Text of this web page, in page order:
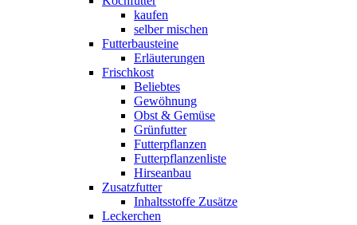
kaufen
selber mischen
Futterbausteine
Erläuterungen
Frischkost
Beliebtes
Gewöhnung
Obst & Gemüse
Grünfutter
Futterpflanzen
Futterpflanzenliste
Hirseanbau
Zusatzfutter
Inhaltsstoffe Zusätze
Leckerchen